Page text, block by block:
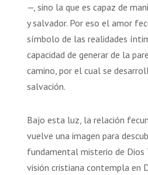
—, sino la que es capaz de
y salvador. Por eso el amor
símbolo de las realidades
capacidad de generar de la
camino, por el cual se
salvación.
Bajo esta luz, la relación
vuelve una imagen para
fundamental misterio de Dios
visión cristiana contempla en